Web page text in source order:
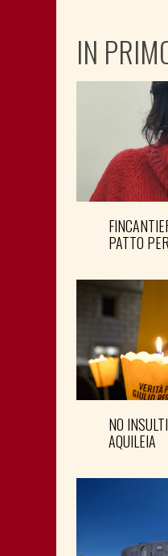
IN
PATTO
NO
AQUILEIA